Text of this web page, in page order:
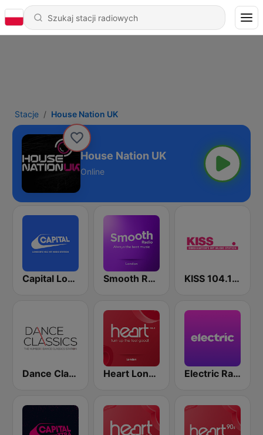
Stacje House Nation UK
House Nation UK
Online
Capital London Smooth Radio London KISS 104.1 FM
Dance Classics Heart London Electric Radio